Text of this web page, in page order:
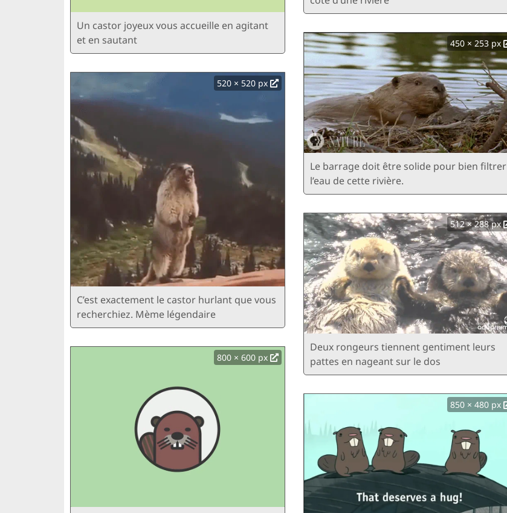
Un castor joyeux vous accueille en agitant
et en sautant
520 × 520 px
C’est exactement le castor hurlant que vous
recherchiez. Mème légendaire
800 × 600 px
450 × 253 px
Le barrage doit être solide pour bien filtrer
l’eau de cette rivière.
512 × 288 px
Deux rongeurs tiennent gentiment leurs
pattes en nageant sur le dos
850 × 480 px